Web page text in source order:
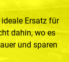
Ersatz für
dahin, wo es
und sparen